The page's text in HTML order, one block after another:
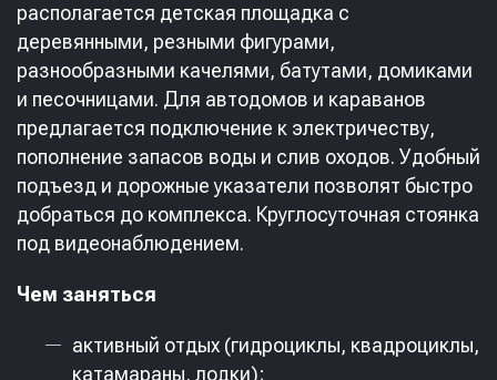
располагается детская площадка с
деревянными, резными фигурами,
разнообразными качелями, батутами, домиками
и песочницами. Для автодомов и караванов
предлагается подключение к электричеству,
пополнение запасов воды и слив оходов. Удобный
подъезд и дорожные указатели позволят быстро
добраться до комплекса. Круглосуточная стоянка
под видеонаблюдением.
Чем заняться
активный отдых (гидроциклы, квадроциклы,
катамараны, лодки);